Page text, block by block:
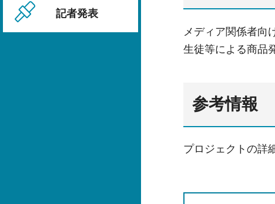
記者発表
メディア関係者向
生徒等による商品
参考情報
プロジェクトの詳